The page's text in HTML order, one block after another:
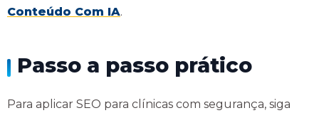
Conteúdo Com IA.
Passo a passo prático
Para aplicar SEO para clínicas com segurança, siga